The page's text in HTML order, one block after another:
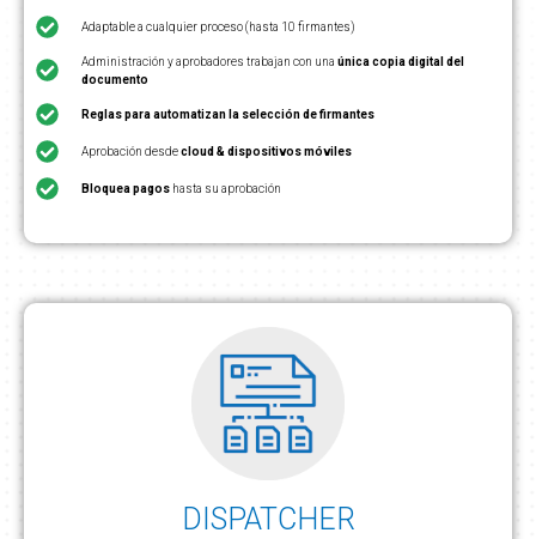
Adaptable a cualquier proceso (hasta 10 firmantes)
Administración y aprobadores trabajan con una única copia digital del
documento
Reglas para automatizan la selección de firmantes
Aprobación desdecloud & dispositivos móviles
Bloquea pagoshasta su aprobación
DISPATCHER